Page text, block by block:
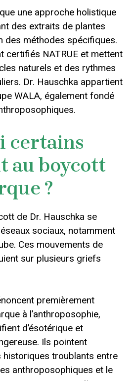
une approche holistique
des extraits de plantes
des méthodes spécifiques.
certifiés NATRUE et mettent
naturels et des rythmes
Dr. Hauschka appartient
WALA, également fondé
certains
au boycott
?
de Dr. Hauschka se
sociaux, notamment
Ces mouvements de
sur plusieurs griefs
premièrement
à l’anthroposophie,
d’ésotérique et
Ils pointent
historiques troublants entre
anthroposophiques et le